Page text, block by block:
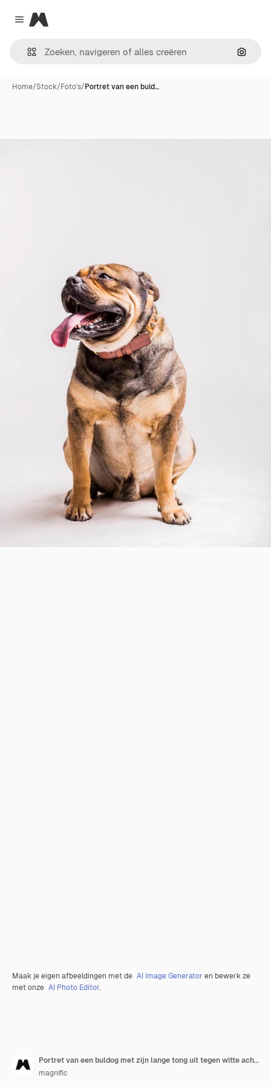
Close menu
Magnific
Home/Stock/Foto's/Portret van een buld…
Maak je eigen afbeeldingen met de AI Image Generator en bewerk ze
met onze AI Photo Editor.
Portret van een buldog met zijn lange tong uit tegen witte achtergrond
magnific